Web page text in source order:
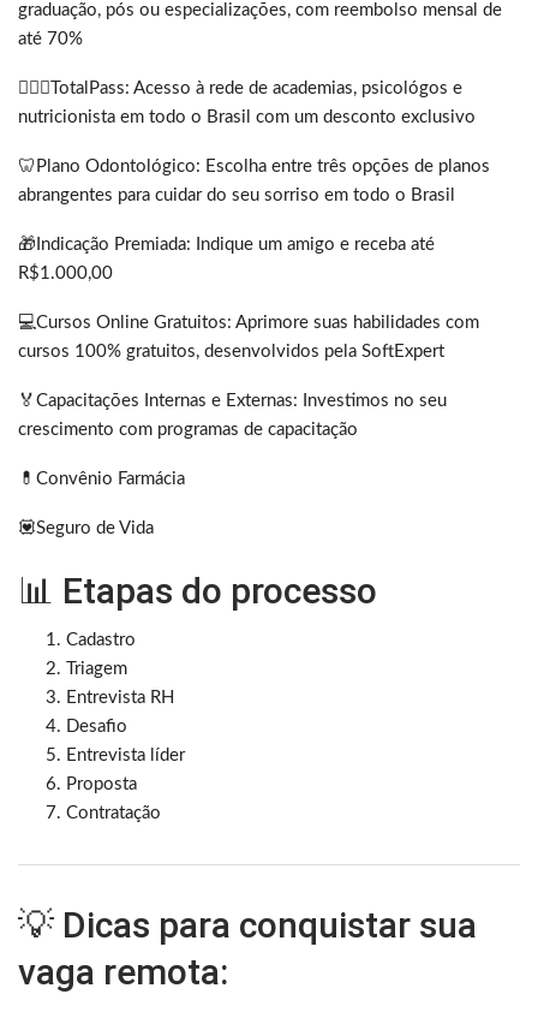
graduação, pós ou especializações, com reembolso mensal de
até 70%
🏋🏽‍♂️TotalPass: Acesso à rede de academias, psicológos e
nutricionista em todo o Brasil com um desconto exclusivo
🦷Plano Odontológico: Escolha entre três opções de planos
abrangentes para cuidar do seu sorriso em todo o Brasil
🎁Indicação Premiada: Indique um amigo e receba até
R$1.000,00
💻Cursos Online Gratuitos: Aprimore suas habilidades com
cursos 100% gratuitos, desenvolvidos pela SoftExpert
🏅Capacitações Internas e Externas: Investimos no seu
crescimento com programas de capacitação
💊Convênio Farmácia
💟Seguro de Vida
📊 Etapas do processo
Cadastro
Triagem
Entrevista RH
Desafio
Entrevista líder
Proposta
Contratação
💡 Dicas para conquistar sua
vaga remota: